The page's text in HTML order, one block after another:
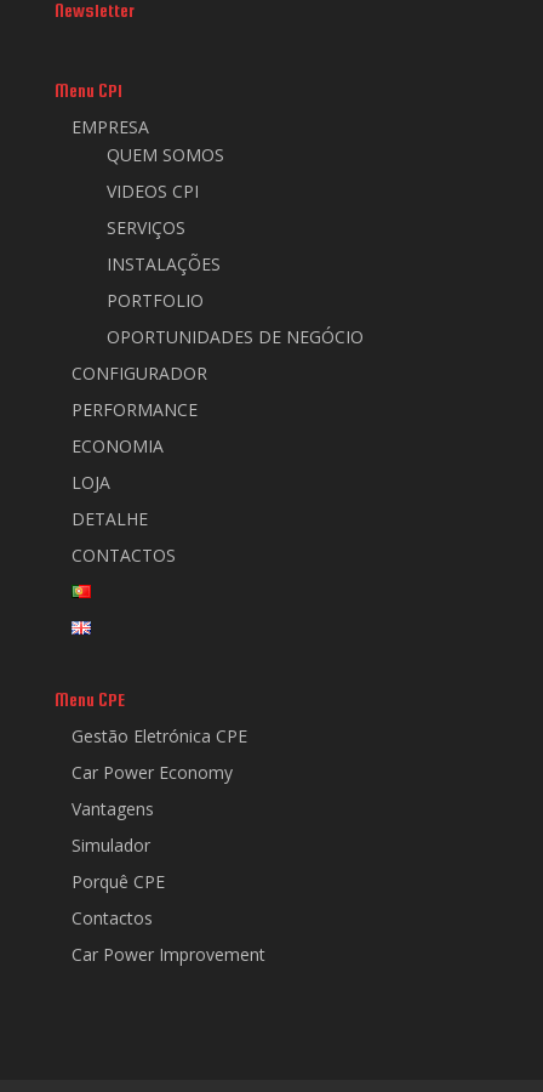
Newsletter
Menu CPI
EMPRESA
QUEM SOMOS
VIDEOS CPI
SERVIÇOS
INSTALAÇÕES
PORTFOLIO
OPORTUNIDADES DE NEGÓCIO
CONFIGURADOR
PERFORMANCE
ECONOMIA
LOJA
DETALHE
CONTACTOS
Menu CPE
Gestão Eletrónica CPE
Car Power Economy
Vantagens
Simulador
Porquê CPE
Contactos
Car Power Improvement